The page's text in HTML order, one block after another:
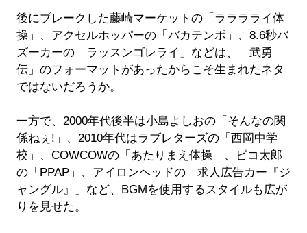
後にブレークした藤崎マーケットの「ラララライ体
操」、アクセルホッパーの「バカテンポ」、8.6秒バ
ズーカーの「ラッスンゴレライ」などは、「武勇
伝」のフォーマットがあったからこそ生まれたネタ
ではないだろうか。
一方で、2000年代後半は小島よしおの「そんなの関
係ねぇ!」、2010年代はラブレターズの「西岡中学
校」、COWCOWの「あたりまえ体操」、ピコ太郎
の「PPAP」、アイロンヘッドの「求人広告カー『ジ
ャングル』」など、BGMを使用するスタイルも広が
りを見せた。